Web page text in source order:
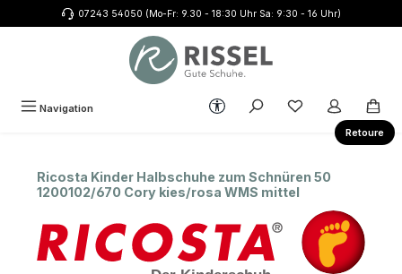
Zum Hauptinhalt springen07243 54050 (Mo-Fr: 9.30 - 18:30 Uhr Sa: 9:30 - 16 Uhr)
Retoure
Navigation Werkzeugleiste anzeigen
Du hast 0
Ricosta Kinder Halbschuhe zum Schnüren 50
1200102/670 Cory kies/rosa WMS mittel